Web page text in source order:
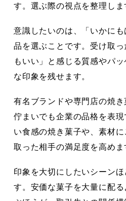
す。選ぶ際の視点を整理しま
意識したいのは、「いかに
品を選ぶことです。受け取
もいい」と感じる質感やパ
な印象を残せます。
有名ブランドや専門店の焼き
佇まいでも企業の品格を表
い食感の焼き菓子や、素材
取った相手の満足度を高めま
印象を大切にしたいシーン
す。安価な菓子を大量に配